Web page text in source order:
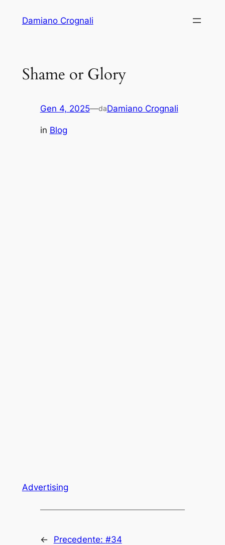
Damiano Crognali
Shame or Glory
Gen 4, 2025—daDamiano Crognali
in Blog
Advertising
← Precedente: #34